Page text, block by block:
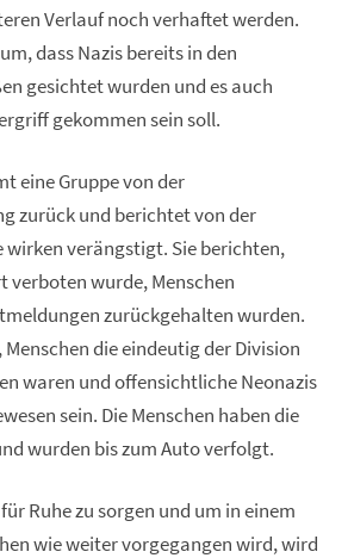
Verlauf noch verhaftet werden.
dass Nazis bereits in den
gesichtet wurden und es auch
gekommen sein soll.
eine Gruppe von der
zurück und berichtet von der
wirken verängstigt. Sie berichten,
verboten wurde, Menschen
zurückgehalten wurden.
Menschen die eindeutig der Division
waren und offensichtliche Neonazis
sein. Die Menschen haben die
wurden bis zum Auto verfolgt.
Ruhe zu sorgen und um in einem
wie weiter vorgegangen wird, wird